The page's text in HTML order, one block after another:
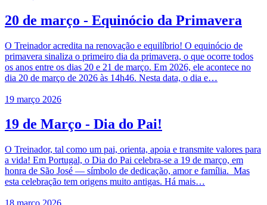
20 de março - Equinócio da Primavera
O Treinador acredita na renovação e equilíbrio! O equinócio de
primavera sinaliza o primeiro dia da primavera, o que ocorre todos
os anos entre os dias 20 e 21 de março. Em 2026, ele acontece no
dia 20 de março de 2026 às 14h46. Nesta data, o dia e…
19 março 2026
19 de Março - Dia do Pai!
O Treinador, tal como um pai, orienta, apoia e transmite valores para
a vida! Em Portugal, o Dia do Pai celebra-se a 19 de março, em
honra de São José — símbolo de dedicação, amor e família. Mas
esta celebração tem origens muito antigas. Há mais…